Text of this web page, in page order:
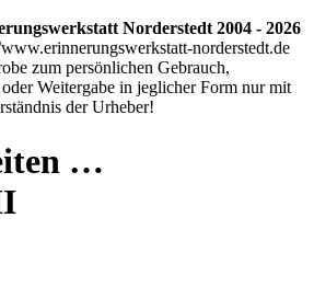
Norderstedt 2004 - 2026
norderstedt.de
zum persönlichen Gebrauch,
Weitergabe in jeglicher Form nur mit
der Urheber!
…